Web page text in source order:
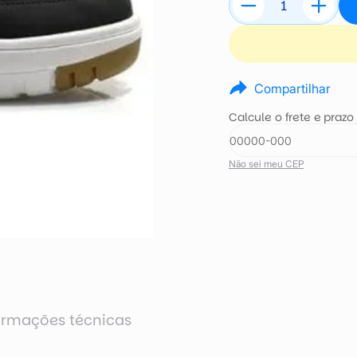
Compartilhar
Calcule o frete e
Não sei meu CEP
técnicas